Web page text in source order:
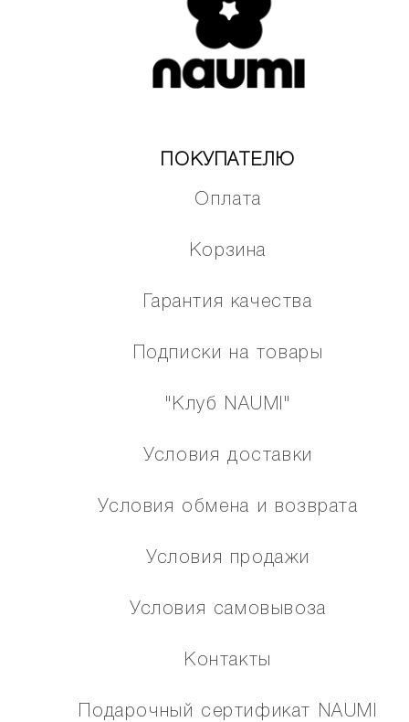
ПОКУПАТЕЛЮ
Оплата
Корзина
Гарантия качества
Подписки на товары
"Клуб NAUMI"
Условия доставки
Условия обмена и возврата
Условия продажи
Условия самовывоза
Контакты
Подарочный сертификат NAUMI